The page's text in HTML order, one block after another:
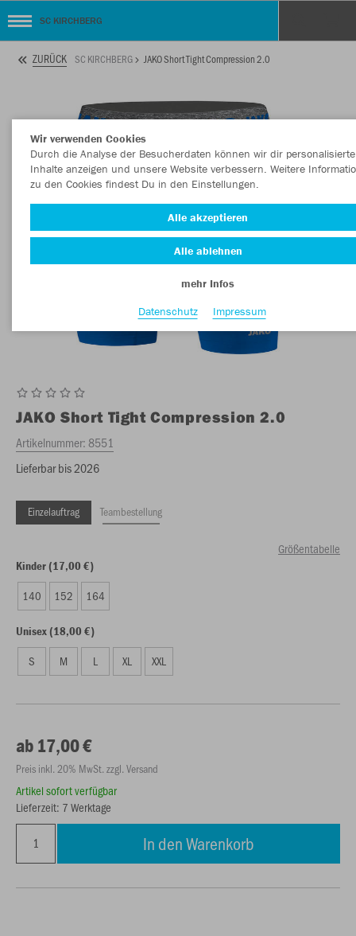
SC KIRCHBERG
ZURÜCK SC KIRCHBERG JAKO Short Tight Compression 2.0
JAKO Short Tight Compression 2.0
Artikelnummer:8551
Lieferbar bis 2026
Einzelauftrag Teambestellung
Größentabelle
Kinder (17,00 €)
140 152 164
Unisex (18,00 €)
S M L XL XXL
ab 17,00 €
Preis inkl. 20% MwSt. zzgl. Versand
Artikel sofort verfügbar
Lieferzeit: 7 Werktage
In den Warenkorb
Wir verwenden Cookies
Durch die Analyse der Besucherdaten können wir dir personalisierte
Inhalte anzeigen und unsere Website verbessern. Weitere
zu den Cookies findest Du in den Einstellungen.
Alle akzeptieren
Alle ablehnen
mehr Infos
Datenschutz
Impressum